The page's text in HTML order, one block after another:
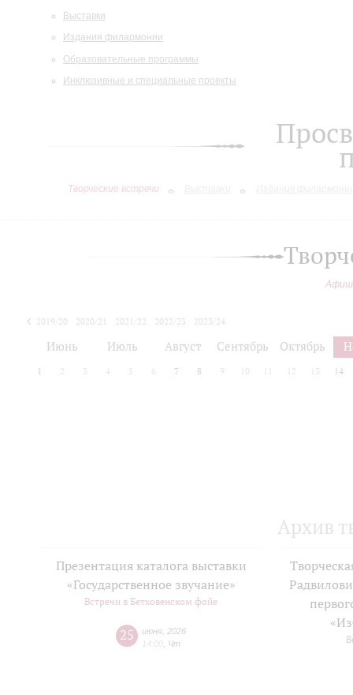
Выставки
Издания филармонии
Образовательные программы
Инклюзивные и специальные проекты
Творческие встречи
2019/20 2020/21 2021/22 2022/23
2023/24
Июнь Июль Август Сентябрь Октябрь
1 2 3 4 5 6 7 8 9 10 12 13 14
Архив
Презентация каталога выставки
«Государственное звучание»
Встречи в Бетховенском фойе
25 июня 2026
14:00 Чт